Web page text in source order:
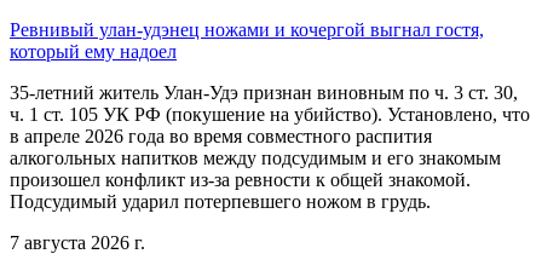
Ревнивый улан-удэнец ножами и кочергой выгнал гостя,
который ему надоел
35-летний житель Улан-Удэ признан виновным по ч. 3 ст. 30,
ч. 1 ст. 105 УК РФ (покушение на убийство). Установлено, что
в апреле 2026 года во время совместного распития
алкогольных напитков между подсудимым и его знакомым
произошел конфликт из-за ревности к общей знакомой.
Подсудимый ударил потерпевшего ножом в грудь.
7 августа 2026 г.